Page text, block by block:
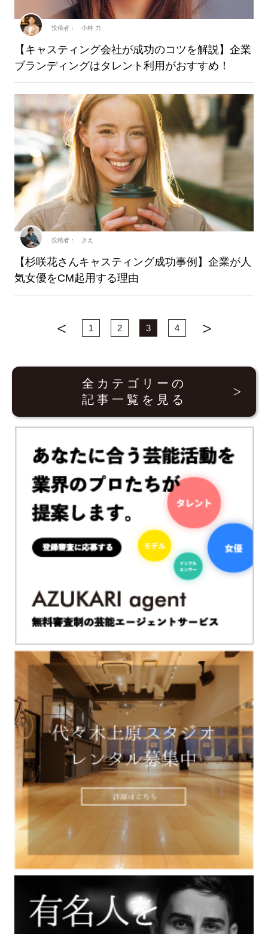
【キャスティング会社が成功のコツを解説】企業
ブランディングはタレント利用がおすすめ！
投稿者： 小林 力
【杉咲花さんキャスティング成功事例】企業が人
気女優をCM起用する理由
投稿者： きえ
1 2 3 4
全カテゴリーの
記事一覧を見る